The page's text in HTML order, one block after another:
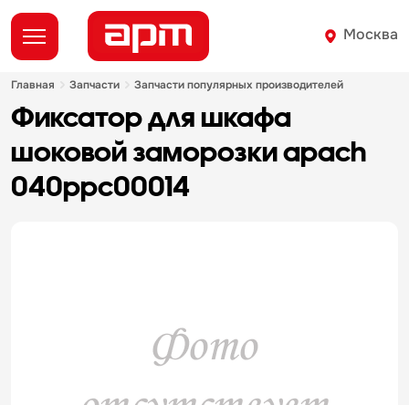
Москва
главная запчасти запчасти популярных производителей
фиксатор для шкафа
шоковой заморозки apach
040ppc00014